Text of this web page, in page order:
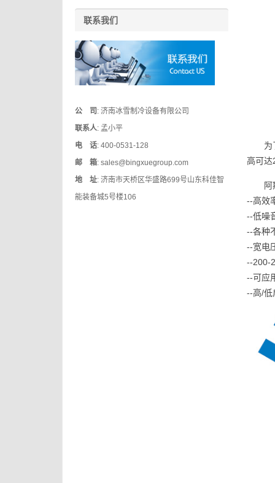
为
高可达
--高效
--低噪
--各种
--宽电
--200-
--可应
--高/低
联系我们
公 司 : 济南冰雪制冷设备有限公司
联系人: 孟小平
电 话: 400-0531-128
邮 箱: sales@bingxuegroup.com
地 址: 济南市天桥区华盛路699号山东科佳智
能装备城5号楼106